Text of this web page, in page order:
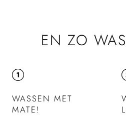
EN ZO
WASSEN MET
MATE!